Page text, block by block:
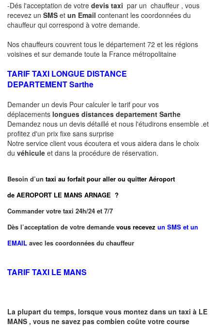
-Dés l'acceptation de votre devis taxi par un chauffeur , vous
recevez un SMS et un Email contenant les coordonnées du
chauffeur qui correspond à votre demande.
Nos chauffeurs couvrent tous le département 72 et les régions
voisines et sur demande toute la France métropolitaine
TARIF TAXI LONGUE DISTANCE
DEPARTEMENTSarthe
Demander un devis Pour calculer le tarif pour vos
déplacements longues distances departement Sarthe
Demandez nous un devis détaillé et nous l'étudirons ensemble .et
profitez d'un prix fixe sans surprise
Notre service client vous écoutera et vous aidera dans le choix
du véhicule et dans la procédure de réservation.
Besoin d’un taxi au forfait pour aller ou quitter Aéroport
de AEROPORT LE MANS ARNAGE ?
Commander votre taxi 24h/24 et 7/7
Dès l’acceptation de votre demande vous recevez un SMS et un
EMAIL avec les coordonnées du chauffeur
TARIF TAXI LE MANS
La plupart du temps, lorsque vous montez dans un taxi à LE
MANS , vous ne savez pas combien coûte votre course